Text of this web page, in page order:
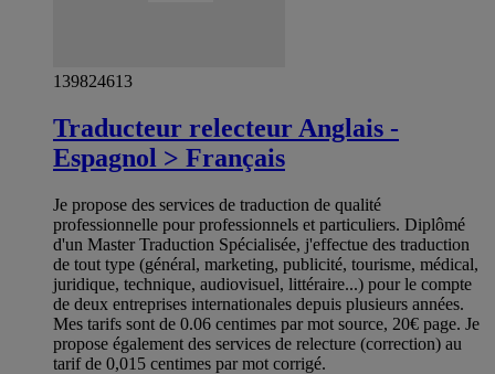
139824613
Traducteur relecteur Anglais -
Espagnol > Français
Je propose des services de traduction de qualité
professionnelle pour professionnels et particuliers. Diplômé
d'un Master Traduction Spécialisée, j'effectue des traduction
de tout type (général, marketing, publicité, tourisme, médical,
juridique, technique, audiovisuel, littéraire...) pour le compte
de deux entreprises internationales depuis plusieurs années.
Mes tarifs sont de 0.06 centimes par mot source, 20€ page. Je
propose également des services de relecture (correction) au
tarif de 0,015 centimes par mot corrigé.